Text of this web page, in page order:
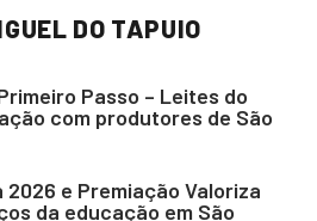
DO TAPUIO
Passo – Leites do
com produtores de São
e Premiação Valoriza
da educação em São